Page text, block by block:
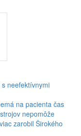
neefektívnymi
na pacienta čas
nepomôže
zarobil Širokého